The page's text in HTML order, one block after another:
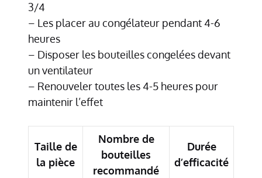
3/4
– Les placer au congélateur pendant 4-6
heures
– Disposer les bouteilles congelées devant
un ventilateur
– Renouveler toutes les 4-5 heures pour
maintenir l’effet
Taille de
la pièce
Nombre de
bouteilles
recommandé
Durée
d’efficacité